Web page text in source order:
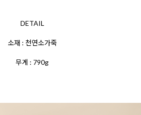
DETAIL
소재 : 천연소가죽
무게 : 790g